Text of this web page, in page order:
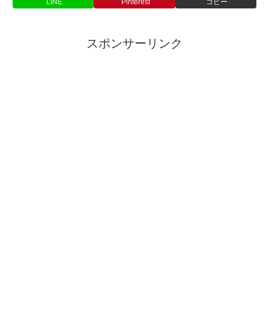
LINE Pinterest コピー
スポンサーリンク